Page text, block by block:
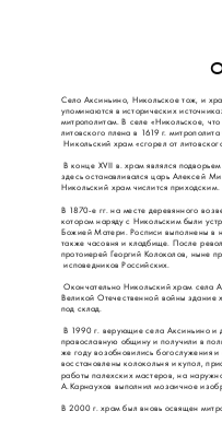
Село Аксиньино, Никольское тож, и
упоминаются в исторических
митрополитам. В селе «Никольское,
литовского плена в 1619 г.
Никольский храм «сгорел от
В конце XVII в. храм являлся подворьем Саввино-Сторожевского монастыря. По преданию,
здесь останавливался царь Алексей
Никольский храм числится приходским.
В 1870-е гг. на месте деревянного
котором наряду с Никольским были
Божией Матери. Росписи выполнены в
также часовня и кладбище. После
протоиерей Георгий Колоколов, ныне
исповедников Российских.
Окончательно Никольский храм села Аксиньино был закрыт в 1937 году. Во время
Великой Отечественной войны здание
под склад.
В 1990 г. верующие села Аксиньино и дачного поселка Николина Гора образовали
православную общину и получили в
же году возобновились богослужения
восстановлены колокольня и купол,
работы палехских мастеров, на
А.Карнаухов выполнил мозаичное
В 2000 г. храм был вновь освящен